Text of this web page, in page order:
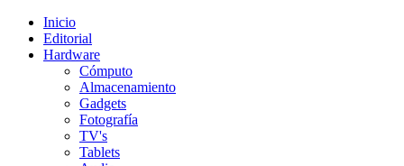
Inicio
Editorial
Hardware
Cómputo
Almacenamiento
Gadgets
Fotografía
TV's
Tablets